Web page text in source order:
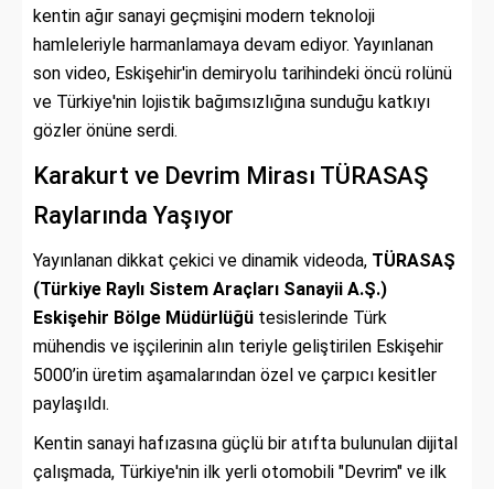
kentin ağır sanayi geçmişini modern teknoloji
hamleleriyle harmanlamaya devam ediyor. Yayınlanan
son video, Eskişehir'in demiryolu tarihindeki öncü rolünü
ve Türkiye'nin lojistik bağımsızlığına sunduğu katkıyı
gözler önüne serdi.
Karakurt ve Devrim Mirası TÜRASAŞ
Raylarında Yaşıyor
Yayınlanan dikkat çekici ve dinamik videoda, TÜRASAŞ
(Türkiye Raylı Sistem Araçları Sanayii A.Ş.)
Eskişehir Bölge Müdürlüğü tesislerinde Türk
mühendis ve işçilerinin alın teriyle geliştirilen Eskişehir
5000’in üretim aşamalarından özel ve çarpıcı kesitler
paylaşıldı.
Kentin sanayi hafızasına güçlü bir atıfta bulunulan dijital
çalışmada, Türkiye'nin ilk yerli otomobili "Devrim" ve ilk